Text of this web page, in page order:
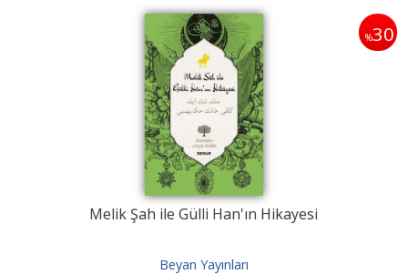
%30
Melik Şah ile Gülli Han'ın Hikayesi
Beyan Yayınları